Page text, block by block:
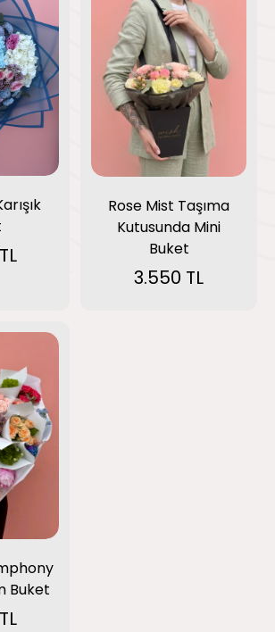
Rose Mist Taşıma
Kutusunda Mini
Buket
3.550 TL
Buket